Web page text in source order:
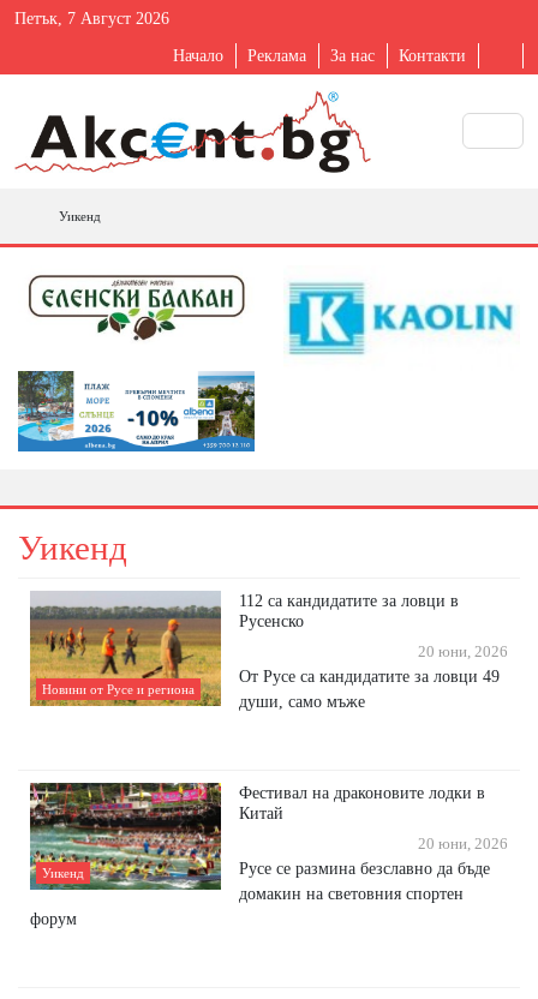
Петък, 7 Август 2026
Начало Реклама За нас Контакти
Уикенд
Уикенд
Новини от Русе и региона
112 са кандидатите за ловци в
Русенско
20 юни, 2026
От Русе са кандидатите за ловци 49
души, само мъже
Уикенд
Фестивал на драконовите лодки в
Китай
20 юни, 2026
Русе се размина безславно да бъде
домакин на световния спортен
форум